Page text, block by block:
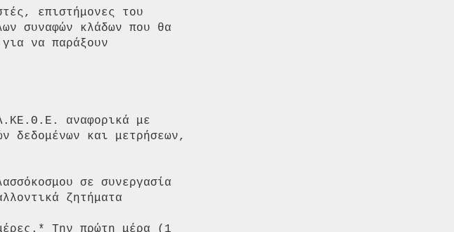
επιστήμονες του
συναφών κλάδων που θα
να παράξουν